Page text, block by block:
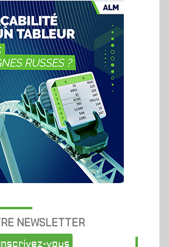
NEWSLETTER
vous